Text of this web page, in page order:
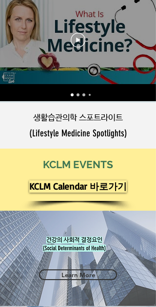
​생활습관의학 스포트라이트
(Lifestyle Medicine Spotlights)
KCLM EVENTS
KCLM Calendar 바로가기
Learn More